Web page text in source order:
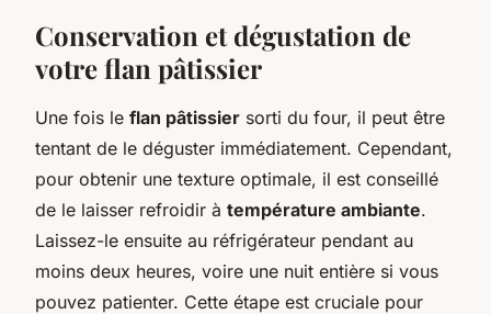
Conservation et dégustation de
votre flan pâtissier
Une fois le flan pâtissier sorti du four, il peut être
tentant de le déguster immédiatement. Cependant,
pour obtenir une texture optimale, il est conseillé
de le laisser refroidir à température ambiante.
Laissez-le ensuite au réfrigérateur pendant au
moins deux heures, voire une nuit entière si vous
pouvez patienter. Cette étape est cruciale pour